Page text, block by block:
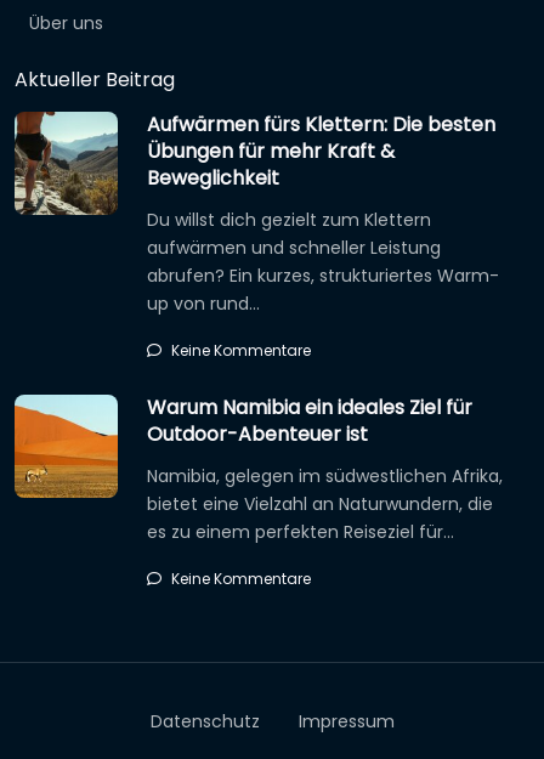
Über uns
Aktueller Beitrag
Aufwärmen fürs Klettern: Die besten
Übungen für mehr Kraft &
Beweglichkeit
Du willst dich gezielt zum Klettern
aufwärmen und schneller Leistung
abrufen? Ein kurzes, strukturiertes Warm-
up von rund…
Keine Kommentare
Warum Namibia ein ideales Ziel für
Outdoor-Abenteuer ist
Namibia, gelegen im südwestlichen Afrika,
bietet eine Vielzahl an Naturwundern, die
es zu einem perfekten Reiseziel für…
Keine Kommentare
Datenschutz Impressum